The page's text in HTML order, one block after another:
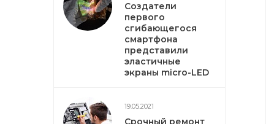
Создатели
первого
сгибающегося
смартфона
представили
эластичные
экраны micro-LED
19.05.2021
Срочный ремонт